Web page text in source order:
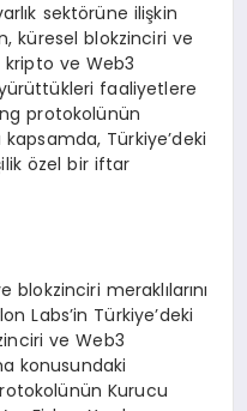
sektörüne ilişkin
küresel blokzinciri ve
kripto ve Web3
faaliyetlere
protokolünün
Türkiye’deki
özel bir iftar
meraklılarını
Labs’in Türkiye’deki
ve Web3
konusundaki
Kurucu